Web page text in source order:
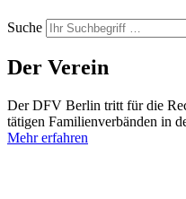
Suche
Der Verein
Der DFV Berlin tritt für die
tätigen Familienverbänden in
Mehr erfahren